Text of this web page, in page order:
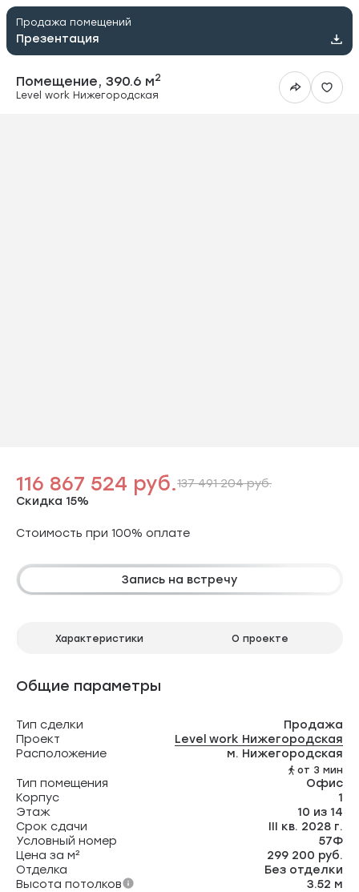
Продажа помещений
Презентация
Помещение, 390.6 м2
Level work Нижегородская
116 867 524 руб.
Скидка 15%
137 491 204 руб.
Стоимость при 100% оплате
Запись на встречу
Характеристики О проекте
Общие параметры
Тип сделки
Продажа
Проект
Level work Нижегородская
Расположение
м. Нижегородская
от 3 мин
Тип помещения
Офис
Корпус
1
Этаж
10 из 14
Срок сдачи
III кв. 2028 г.
Условный номер
57Ф
Цена за м²
299 200 руб.
Отделка
Без отделки
Высота потолков
3.52 м